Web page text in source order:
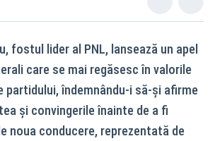
fostul lider al PNL, lansează un apel
care se mai regăsesc în valorile
partidului, îndemnându-i să-și afirme
și convingerile înainte de a fi
noua conducere, reprezentată de